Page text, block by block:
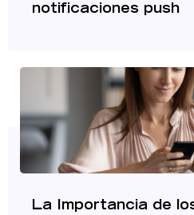
notificaciones push
La Importancia de